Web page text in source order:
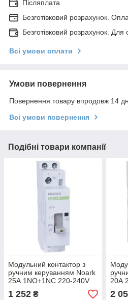
Післяплата
Безготівковий розрахунок.
Безготівковий розрахунок. Для
Всі умови оплати
Умови повернення
Повернення товару впродовж 14
Всі умови повернення
Подібні товари компанії
Модульний контактор з
ручним керуванням Noark
25А 1NO+1NC 220-240V
АС Ex9CH2520M 111653
1 252 ₴
20А
АС
2